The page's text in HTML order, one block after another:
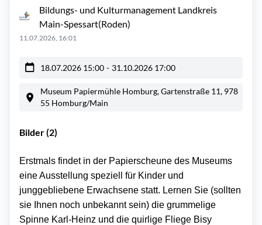
Bildungs- und Kulturmanagement Landkreis
Main-Spessart(Roden)
11.07.2026, 16:01
18.07.2026 15:00 - 31.10.2026 17:00
Museum Papiermühle Homburg, Gartenstraße 11, 978
55 Homburg/Main
Bilder (2)
Erstmals findet in der Papierscheune des Museums
eine Ausstellung speziell für Kinder und
junggebliebene Erwachsene statt. Lernen Sie (sollten
sie Ihnen noch unbekannt sein) die grummelige
Spinne Karl-Heinz und die quirlige Fliege Bisy